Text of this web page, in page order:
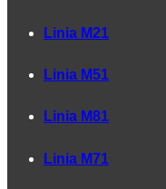
Linia M21
Linia M51
Linia M81
Linia M71